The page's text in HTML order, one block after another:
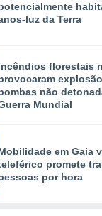
luz da Terra
florestais
não
Mundial
em Gaia
promete
por hora